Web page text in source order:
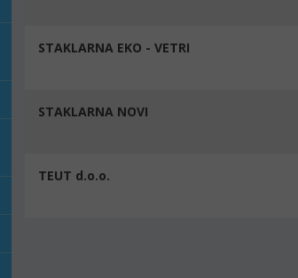
STAKLARNA EKO - VETRI
STAKLARNA NOVI
TEUT d.o.o.